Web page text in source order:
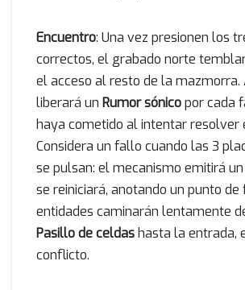
Encuentro: Una vez presionen los
correctos, el grabado norte
el acceso al resto de la mazmorra.
liberará un Rumor sónicopor cada
haya cometido al intentar resolver
Considera un fallo cuando las 3
se pulsan: el mecanismo emitirá
se reiniciará, anotando un punto de
entidades caminarán lentamente
Pasillo de celdashasta la entrada,
conflicto.